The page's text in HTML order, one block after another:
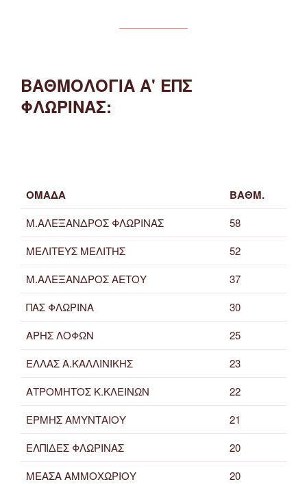
ΒΑΘΜΟΛΟΓΙΑ Α' ΕΠΣ
ΦΛΩΡΙΝΑΣ:
ΟΜΑΔΑ ΒΑΘΜ.
Μ.ΑΛΕΞΑΝΔΡΟΣ ΦΛΩΡΙΝΑΣ
58
ΜΕΛΙΤΕΥΣ ΜΕΛΙΤΗΣ
52
Μ.ΑΛΕΞΑΝΔΡΟΣ ΑΕΤΟΥ
37
ΠΑΣ ΦΛΩΡΙΝΑ
30
ΑΡΗΣ ΛΟΦΩΝ
25
ΕΛΛΑΣ Α.ΚΑΛΛΙΝΙΚΗΣ
23
ΑΤΡΟΜΗΤΟΣ Κ.ΚΛΕΙΝΩΝ
22
ΕΡΜΗΣ ΑΜΥΝΤΑΙΟΥ
21
ΕΛΠΙΔΕΣ ΦΛΩΡΙΝΑΣ
20
ΜΕΑΣΑ ΑΜΜΟΧΩΡΙΟΥ
20